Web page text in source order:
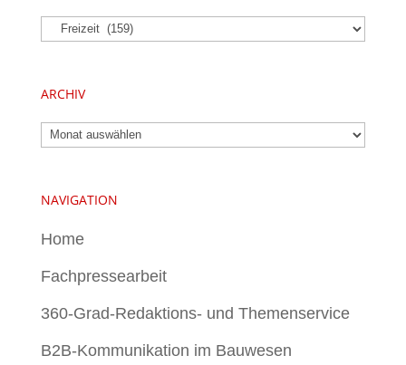
Kategorien
ARCHIV
Archiv
NAVIGATION
Home
Fachpressearbeit
360-Grad-Redaktions- und Themenservice
B2B-Kommunikation im Bauwesen